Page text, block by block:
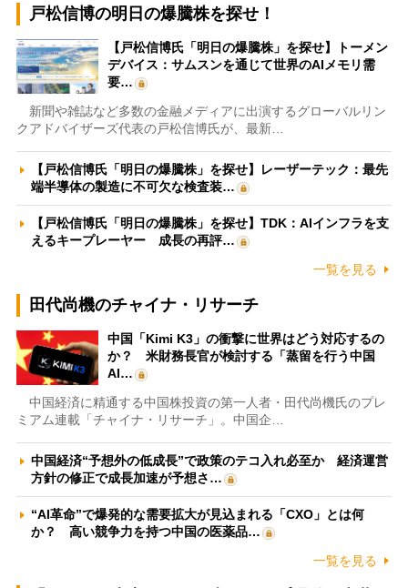
戸松信博の明日の爆騰株を探せ！
【戸松信博氏「明日の爆騰株」を探せ】トーメン
デバイス：サムスンを通じて世界のAIメモリ需
要…
新聞や雑誌など多数の金融メディアに出演するグローバルリン
クアドバイザーズ代表の戸松信博氏が、最新…
【戸松信博氏「明日の爆騰株」を探せ】レーザーテック：最先
端半導体の製造に不可欠な検査装…
【戸松信博氏「明日の爆騰株」を探せ】TDK：AIインフラを支
えるキープレーヤー 成長の再評…
一覧を見る
田代尚機のチャイナ・リサーチ
中国「Kimi K3」の衝撃に世界はどう対応するの
か？ 米財務長官が検討する「蒸留を行う中国
AI…
中国経済に精通する中国株投資の第一人者・田代尚機氏のプレ
ミアム連載「チャイナ・リサーチ」。中国企…
中国経済“予想外の低成長”で政策のテコ入れ必至か 経済運営
方針の修正で成長加速が予想さ…
“AI革命”で爆発的な需要拡大が見込まれる「CXO」とは何
か？ 高い競争力を持つ中国の医薬品…
一覧を見る